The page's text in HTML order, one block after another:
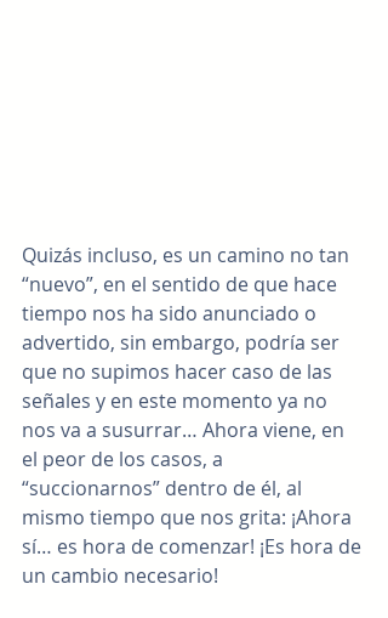
Quizás incluso, es un camino no tan
“nuevo”, en el sentido de que hace
tiempo nos ha sido anunciado o
advertido, sin embargo, podría ser
que no supimos hacer caso de las
señales y en este momento ya no
nos va a susurrar… Ahora viene, en
el peor de los casos, a
“succionarnos” dentro de él, al
mismo tiempo que nos grita: ¡Ahora
sí… es hora de comenzar! ¡Es hora de
un cambio necesario!